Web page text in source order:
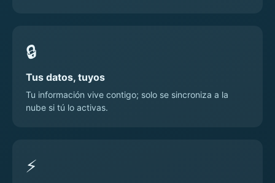
🔒
Tus datos, tuyos
Tu información vive contigo; solo se sincroniza a la
nube si tú lo activas.
⚡